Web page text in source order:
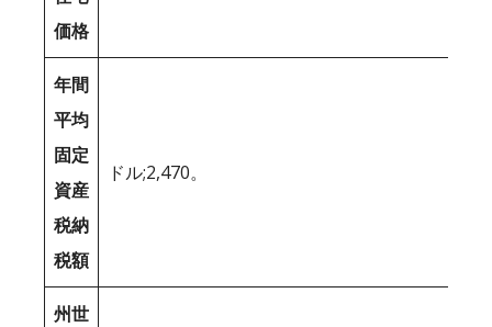
価格
年間
平均
固定
資産
税納
税額
ドル;2,470。
州世